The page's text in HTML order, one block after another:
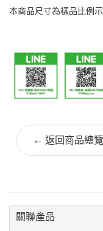
本商品尺寸為樣品比例
← 返回商品總覽
關聯產品